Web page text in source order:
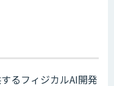
るフィジカルAI開発